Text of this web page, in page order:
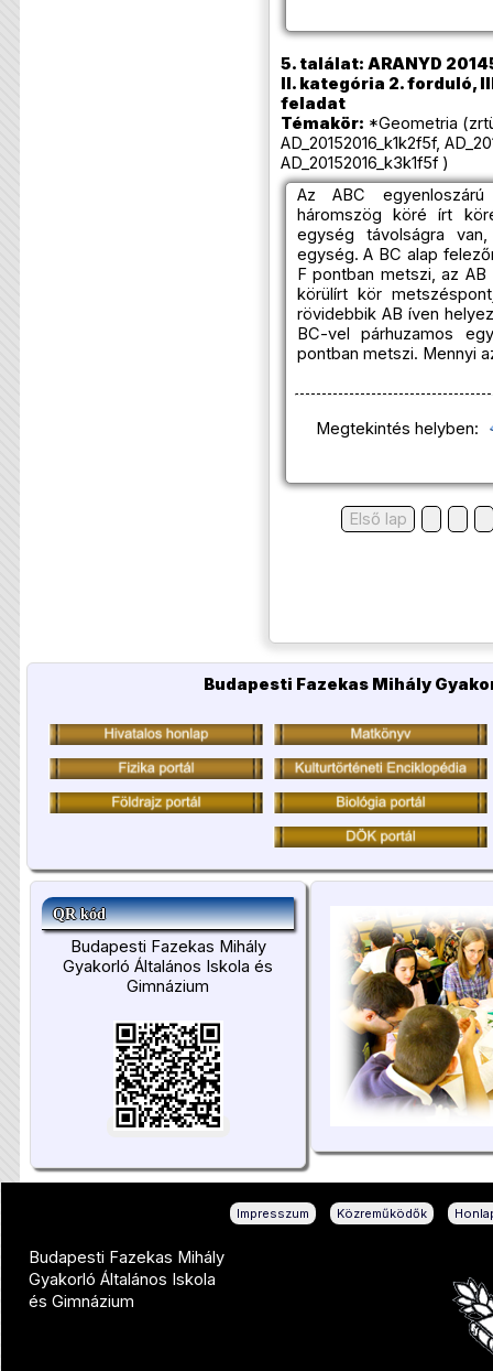
5. találat: ARANYD
II. kategória 2. forduló,
feladat
Témakör: *Geometria
AD_20152016_k1k2f5f,
AD_20152016_k3k1f5f )
Az ABC
háromszög köré írt
egység távolságra
egység. A BC alap
F pontban metszi, az
körülírt kör
rövidebbik AB íven
BC-vel párhuzamos
pontban metszi. Mennyi
Megtekintés helyben:
Első lap
Budapesti Fazekas Mihály
QR kód
Budapesti Fazekas Mihály
Gyakorló Általános Iskola és
Gimnázium
Impresszum Közreműködők
Budapesti Fazekas Mihály
Gyakorló Általános Iskola
és Gimnázium